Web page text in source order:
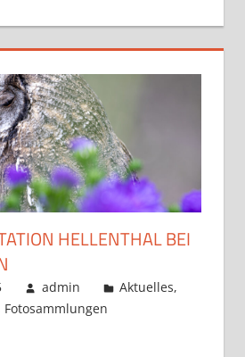
HELLENTHAL BEI
admin Aktuelles,
Fotosammlungen